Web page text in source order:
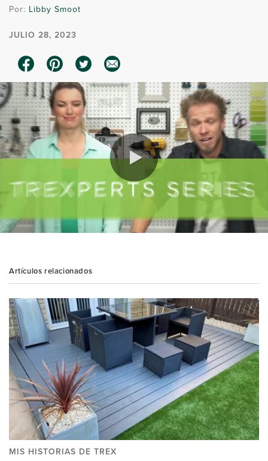
Por: Libby Smoot
JULIO 28, 2023
0:00 / 1:15
Artículos relacionados
MIS HISTORIAS DE TREX